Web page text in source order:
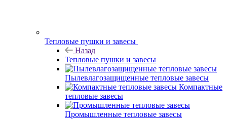
Тепловые пушки и завесы
Назад
Тепловые пушки и завесы
Пылевлагозащищенные тепловые завесы
Компактные
тепловые завесы
Промышленные тепловые завесы